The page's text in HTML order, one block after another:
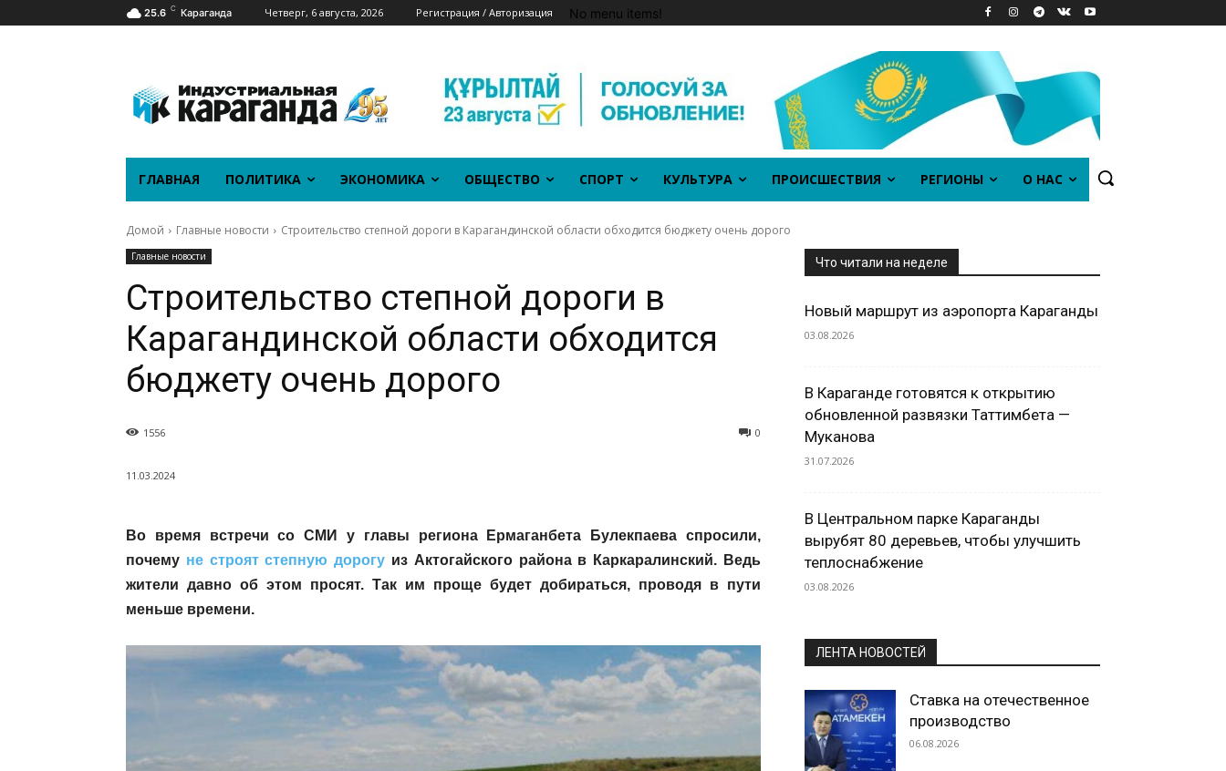
25.6 C Караганда Четверг, 6 августа, 2026 Регистрация / Авторизация No menu items!
ГЛАВНАЯ ПОЛИТИКА ЭКОНОМИКА ОБЩЕСТВО СПОРТ КУЛЬТУРА ПРОИСШЕСТВИЯ РЕГИОНЫ О НАС
Домой Главные новости Строительство степной дороги в Карагандинской области обходится бюджету очень дорого
Главные новости
Строительство степной дороги в
Карагандинской области обходится
бюджету очень дорого
0
1556
11.03.2024
Во время встречи со СМИ у главы региона Ермаганбета Булекпаева спросили,
почему не строят степную дорогу из Актогайского района в Каркаралинский. Ведь
жители давно об этом просят. Так им проще будет добираться, проводя в пути
меньше времени.
Что читали на неделе
Новый маршрут из аэропорта Караганды
03.08.2026
В Караганде готовятся к открытию
обновленной развязки Таттимбета —
Муканова
31.07.2026
В Центральном парке Караганды
вырубят 80 деревьев, чтобы улучшить
теплоснабжение
03.08.2026
ЛЕНТА НОВОСТЕЙ
Ставка на отечественное
производство
06.08.2026